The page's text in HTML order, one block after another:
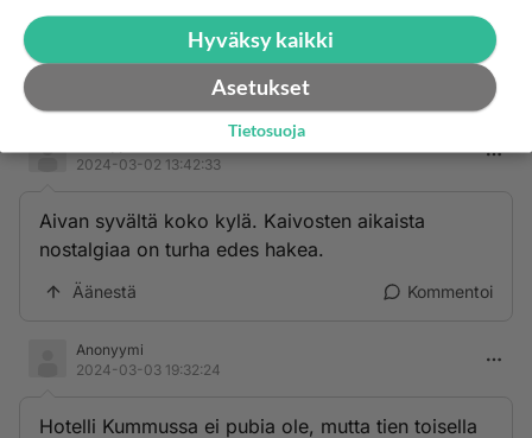
2024-03-02 13:42:33
Aivan syvältä koko kylä. Kaivosten aikaista
nostalgiaa on turha edes hakea.
Äänestä Kommentoi
Anonyymi
2024-03-03 19:32:24
Hotelli Kummussa ei pubia ole, mutta tien toisella
Hyväksy kaikki
Asetukset
Tietosuoja